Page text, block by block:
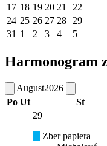
17 18 19 20 21 22
24 25 26 27 28 29
31 1 2 3 4 5
Harmonogram
August2026
Po Ut St
29
Zber papiera